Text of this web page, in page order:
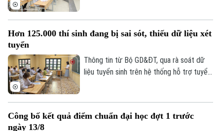
Chuyên mục
Thời sự
Hà Nội
Chính trị
Hà Nội
Nhịp sống Hà Nội
Thế giới
tuyển sinh chung đối với thi sinh.
Hơn 125.000 thí sinh đang bị sai sót, thiếu dữ liệu xét
tuyển
Thông tin từ Bộ GD&ĐT, qua rà soát dữ
liệu tuyển sinh trên hệ thống hỗ trợ tuyển
ngữ, dữ liệu khu vực ưu tiên. Cụ thể, hơn
Công bố kết quả điểm chuẩn đại học đợt 1 trước
ngày 13/8